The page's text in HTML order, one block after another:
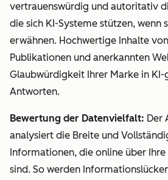
vertrauenswürdig und autoritativ
die sich KI-Systeme stützen, wenn
erwähnen. Hochwertige Inhalte
Publikationen und anerkannten
Glaubwürdigkeit Ihrer Marke in KI-
Antworten.
Bewertung der Datenvielfalt: Der
analysiert die Breite und
Informationen, die online über
sind. So werden